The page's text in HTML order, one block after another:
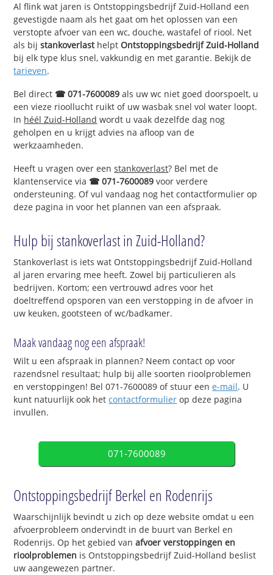
Al flink wat jaren is Ontstoppingsbedrijf Zuid-Holland een
gevestigde naam als het gaat om het oplossen van een
verstopte afvoer van een wc, douche, wastafel of riool. Net
als bijstankoverlasthelptOntstoppingsbedrijf Zuid-Holland
bij elk type klus snel, vakkundig en met garantie. Bekijk de
tarieven.
Bel direct ☎ 071-7600089 als uw wc niet goed doorspoelt, u
een vieze rioollucht ruikt of uw wasbak snel vol water loopt.
In héél Zuid-Holland wordt u vaak dezelfde dag nog
geholpen en u krijgt advies na afloop van de
werkzaamheden.
Heeft u vragen over eenstankoverlast? Bel met de
klantenservice via ☎ 071-7600089 voor verdere
ondersteuning. Of vul vandaag nog het contactformulier op
deze pagina in voor het plannen van een afspraak.
Hulp bij stankoverlast in Zuid-Holland?
Stankoverlast is iets wat Ontstoppingsbedrijf Zuid-Holland
al jaren ervaring mee heeft. Zowel bij particulieren als
bedrijven. Kortom; een vertrouwd adres voor het
doeltreffend opsporen van een verstopping in de afvoer in
uw keuken, gootsteen of wc/badkamer.
Maak vandaag nog een afspraak!
Wilt u een afspraak in plannen? Neem contact op voor
razendsnel resultaat; hulp bij alle soorten rioolproblemen
en verstoppingen! Bel 071-7600089 of stuur eene-mail. U
kunt natuurlijk ook hetcontactformulier op deze pagina
invullen.
071-7600089
Ontstoppingsbedrijf Berkel en Rodenrijs
Waarschijnlijk bevindt u zich op deze website omdat u een
afvoerprobleem ondervindt in de buurt van Berkel en
Rodenrijs. Op het gebied vanafvoer verstoppingen en
rioolproblemen is Ontstoppingsbedrijf Zuid-Holland beslist
uw aangewezen partner.